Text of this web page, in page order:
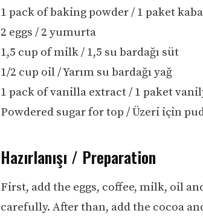
1 pack of baking powder / 1 paket
2 eggs / 2 yumurta
1,5 cup of milk / 1,5 su bardağı süt
1/2 cup oil / Yarım su bardağı yağ
1 pack of vanilla extract / 1 paket
Powdered sugar for top / Üzeri için
Hazırlanışı / Preparation
First, add the eggs, coffee, milk, oil
carefully. After than, add the cocoa